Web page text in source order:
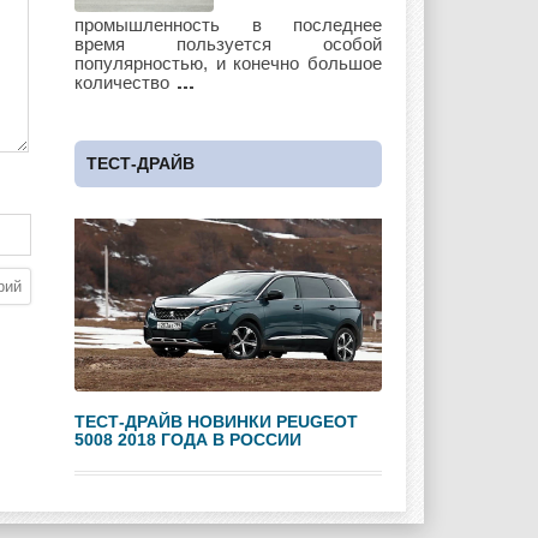
Lotus Lincoln
Mercury Mini Mitsubishi
Nissan Opel Pagani
Peugeot Pontiac
промышленность в последнее
время пользуется особой
популярностью, и конечно большое
количество
ТЕСТ-ДРАЙВ
ТЕСТ-ДРАЙВ НОВИНКИ PEUGEOT
5008 2018 ГОДА В РОССИИ